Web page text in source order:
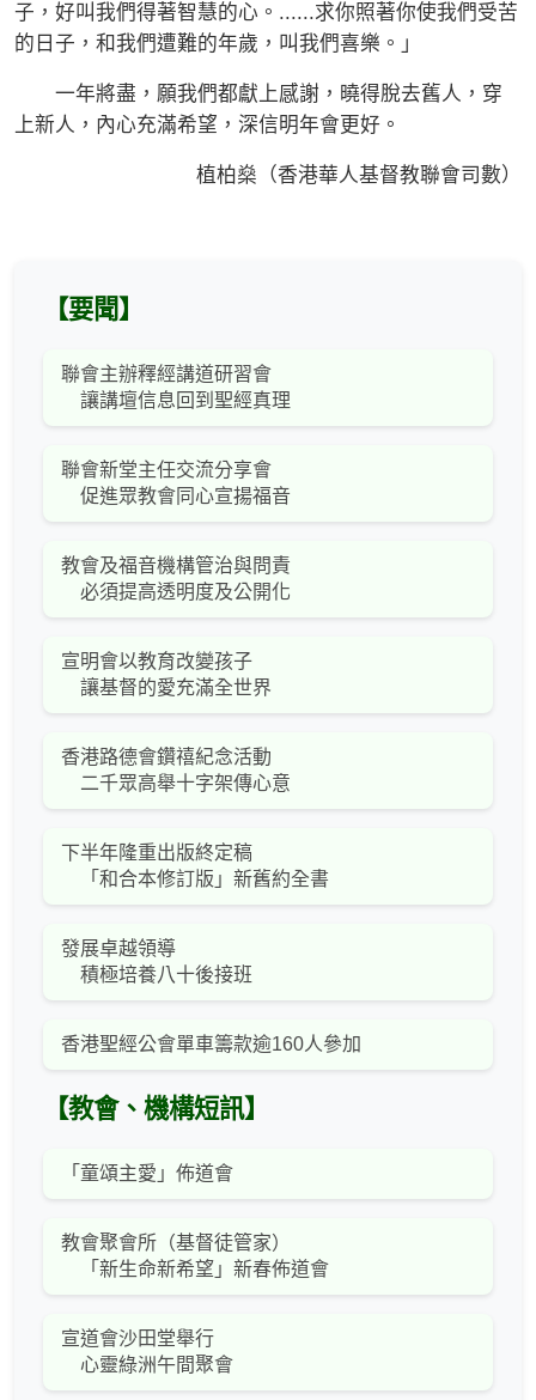
子，好叫我們得著智慧的心。......求你照著你使我們受苦
的日子，和我們遭難的年歲，叫我們喜樂。」
一年將盡，願我們都獻上感謝，曉得脫去舊人，穿
上新人，內心充滿希望，深信明年會更好。
植柏燊（香港華人基督教聯會司數）
【要聞】
聯會主辦釋經講道研習會
讓講壇信息回到聖經真理
聯會新堂主任交流分享會
促進眾教會同心宣揚福音
教會及福音機構管治與問責
必須提高透明度及公開化
宣明會以教育改變孩子
讓基督的愛充滿全世界
香港路德會鑽禧紀念活動
二千眾高舉十字架傳心意
下半年隆重出版終定稿
「和合本修訂版」新舊約全書
發展卓越領導
積極培養八十後接班
香港聖經公會單車籌款逾160人參加
【教會、機構短訊】
「童頌主愛」佈道會
教會聚會所（基督徒管家）
「新生命新希望」新春佈道會
宣道會沙田堂舉行
心靈綠洲午間聚會